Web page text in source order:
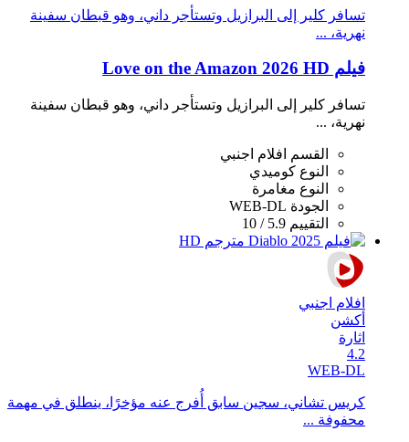
تسافر كلير إلى البرازيل وتستأجر داني، وهو قبطان سفينة
نهرية، ...
فيلم Love on the Amazon 2026 HD
تسافر كلير إلى البرازيل وتستأجر داني، وهو قبطان سفينة
نهرية، ...
القسم
افلام اجنبي
النوع كوميدي
النوع مغامرة
الجودة WEB-DL
التقييم 5.9 / 10
افلام اجنبي
أكشن
اثارة
4.2
WEB-DL
كريس تشاني، سجين سابق أُفرج عنه مؤخرًا، ينطلق في مهمة
محفوفة ...